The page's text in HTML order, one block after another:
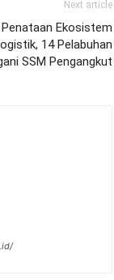
Next article
Penataan Ekosistem
14 Pelabuhan
SSM Pengangkut